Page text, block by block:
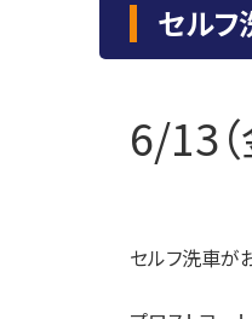
セルフ
6/13
セルフ洗車